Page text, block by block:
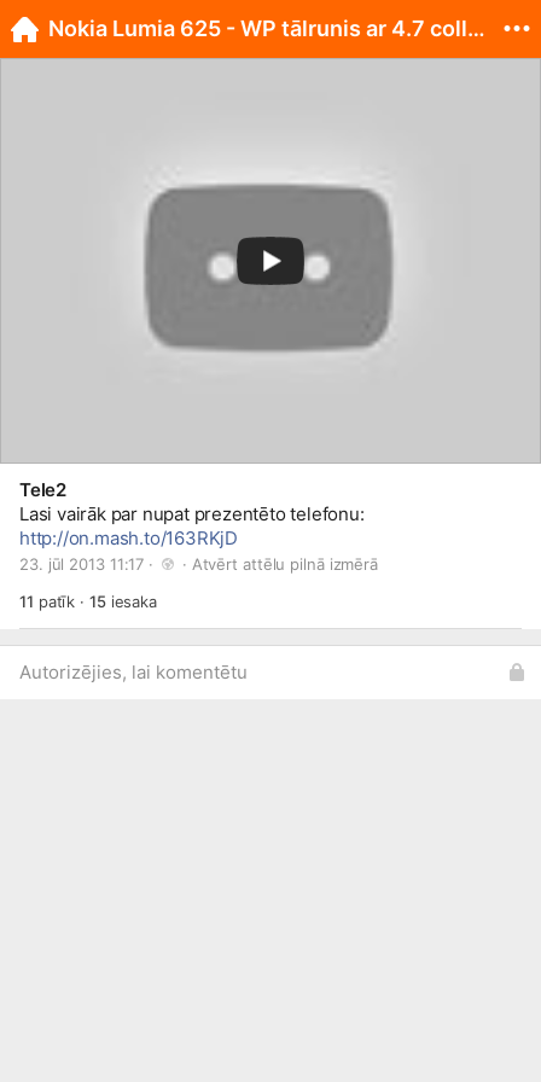
Tele2
Lasi vairāk par nupat prezentēto telefonu:
http://on.mash.to/163RKjD
23. jūl 2013 11:17 · · Atvērt attēlu pilnā izmērā
11 patīk · 15iesaka
Autorizējies, lai komentētu
Nokia Lumia 625 - WP tālrunis ar 4.7 collu ekrānu!